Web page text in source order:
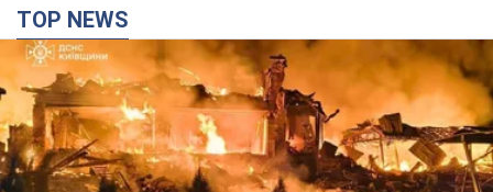
TOP NEWS